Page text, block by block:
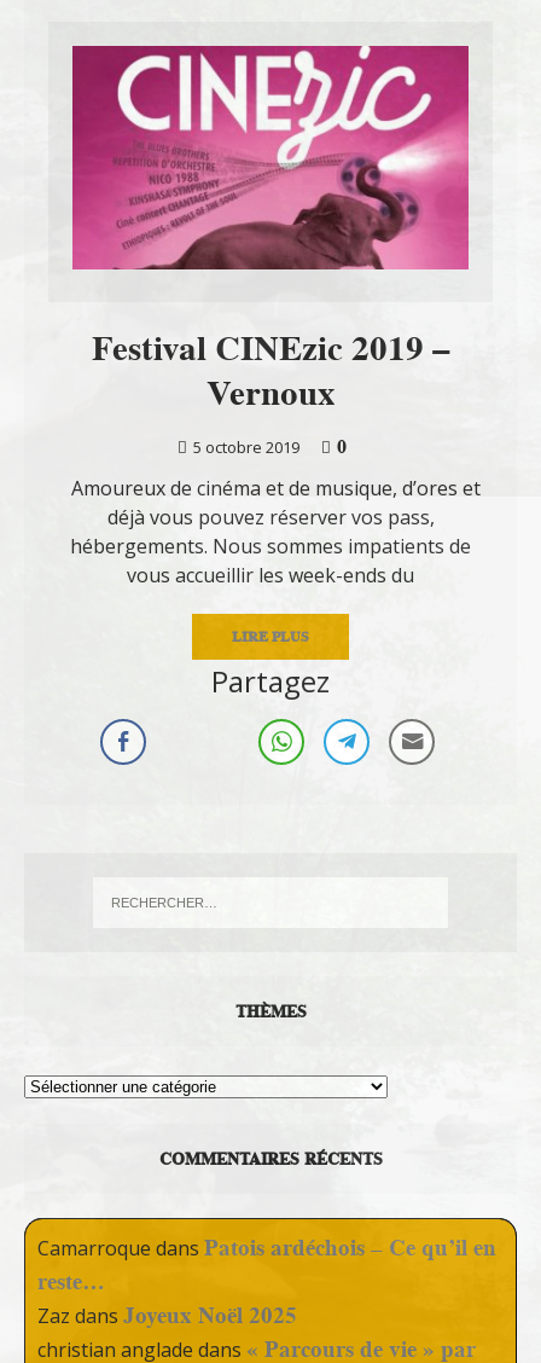
Festival CINEzic 2019 –
Vernoux
5 octobre 2019
0
Amoureux de cinéma et de musique, d’ores et
déjà vous pouvez réserver vos pass,
hébergements. Nous sommes impatients de
vous accueillir les week-ends du
LIRE PLUS
Partagez
THÈMES
Thèmes
COMMENTAIRES RÉCENTS
Camarroque dans Patois ardéchois – Ce qu’il en
reste…
Zaz dans Joyeux Noël 2025
christian anglade dans « Parcours de vie » par